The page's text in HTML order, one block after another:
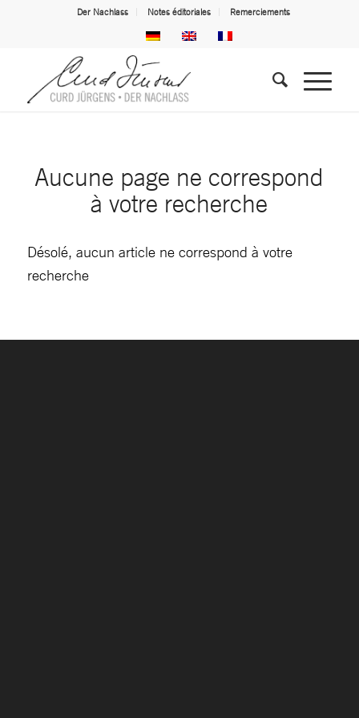
Der Nachlass Notes éditoriales Remerciements
Aucune page ne correspond
à votre recherche
Désolé, aucun article ne correspond à votre
recherche